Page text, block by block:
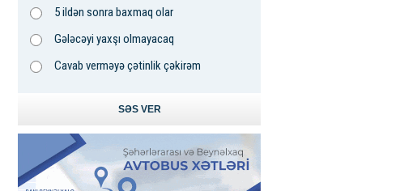
5 ildən sonra baxmaq olar
Gələcəyi yaxşı olmayacaq
Cavab verməyə çətinlik çəkirəm